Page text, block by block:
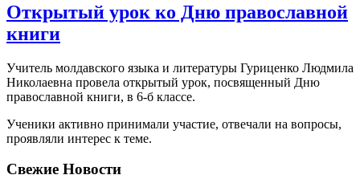
Открытый урок ко Дню православной
книги
Учитель молдавского языка и литературы Гуриценко Людмила
Николаевна провела открытый урок, посвященный Дню
православной книги, в 6-б классе.
Ученики активно принимали участие, отвечали на вопросы,
проявляли интерес к теме.
Свежие Новости